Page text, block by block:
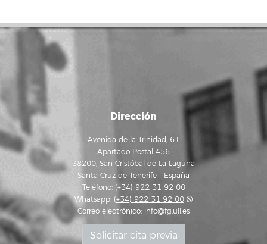
Dirección
Avenida de la Trinidad, 61
Apartado Postal 456
38200, San Cristóbal de La Laguna
Santa Cruz de Tenerife - España
Teléfono: (+34) 922 31 92 00
Whatsapp: (+34) 922 31 92 00
Correo electrónico: info@fg.ull.es
Solicitar cita previa